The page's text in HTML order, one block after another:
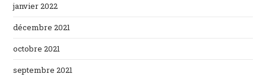
janvier 2022
décembre 2021
octobre 2021
septembre 2021